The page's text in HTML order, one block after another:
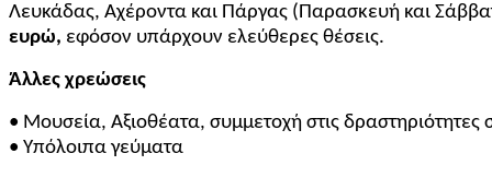
Λευκάδας, Αχέροντα και Πάργας (Παρασκευή και
ευρώ, εφόσον υπάρχουν ελεύθερες θέσεις.
Άλλες χρεώσεις
• Μουσεία, Αξιοθέατα, συμμετοχή στις δραστηριότητες
• Υπόλοιπα γεύματα